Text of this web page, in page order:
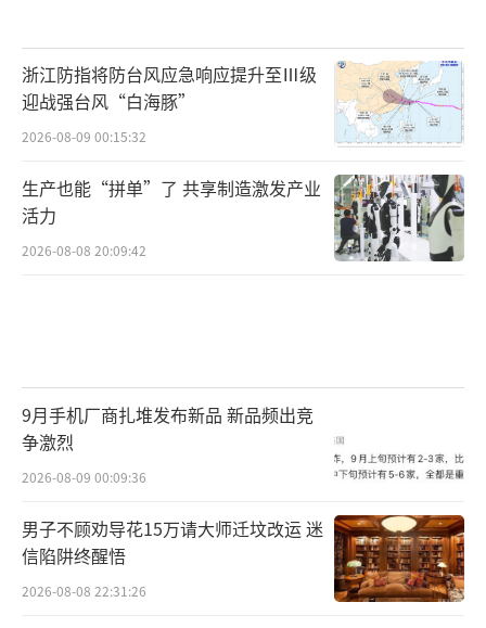
浙江防指将防台风应急响应提升至Ⅲ级
迎战强台风“白海豚”
2026-08-09 00:15:32
生产也能“拼单”了 共享制造激发产业
活力
2026-08-08 20:09:42
9月手机厂商扎堆发布新品 新品频出竞
争激烈
2026-08-09 00:09:36
男子不顾劝导花15万请大师迁坟改运 迷
信陷阱终醒悟
2026-08-08 22:31:26